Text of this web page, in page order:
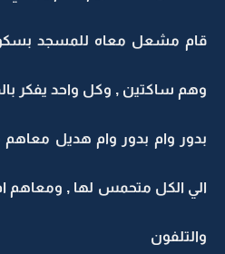
قام مشعل معاه للمسجد
وهم ساكتين , وكل واحد يفكر
بدور وام بدور وام هديل معاهم
الي الكل متحمس لها , ومعاهم
والتلفون